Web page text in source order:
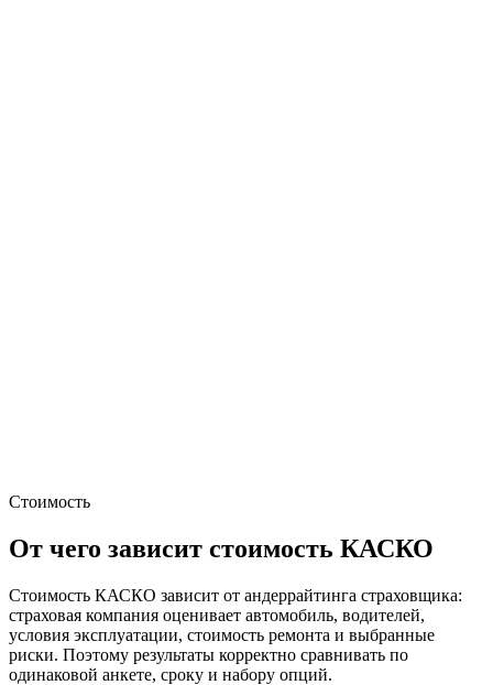
Стоимость
От чего зависит стоимость КАСКО
Стоимость КАСКО зависит от андеррайтинга страховщика:
страховая компания оценивает автомобиль, водителей,
условия эксплуатации, стоимость ремонта и выбранные
риски. Поэтому результаты корректно сравнивать по
одинаковой анкете, сроку и набору опций.